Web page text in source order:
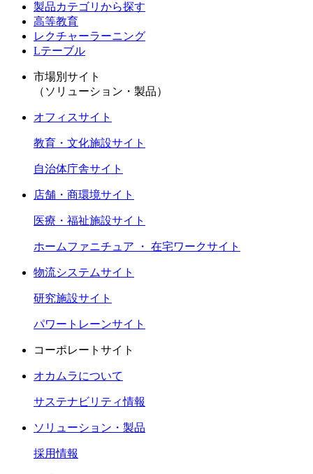
製品カテゴリから探す
高等教育
レクチャーラーニング
Lテーブル
市場別サイト
（ソリューション・製品）
オフィスサイト
教育・文化施設サイト
自治体庁舎サイト
店舗・商環境サイト
医療・福祉施設サイト
ホームファニチュア ・ 在宅ワークサイト
物流システムサイト
研究施設サイト
パワートレーンサイト
コーポレートサイト
オカムラについて
サステナビリティ情報
ソリューション・製品
採用情報